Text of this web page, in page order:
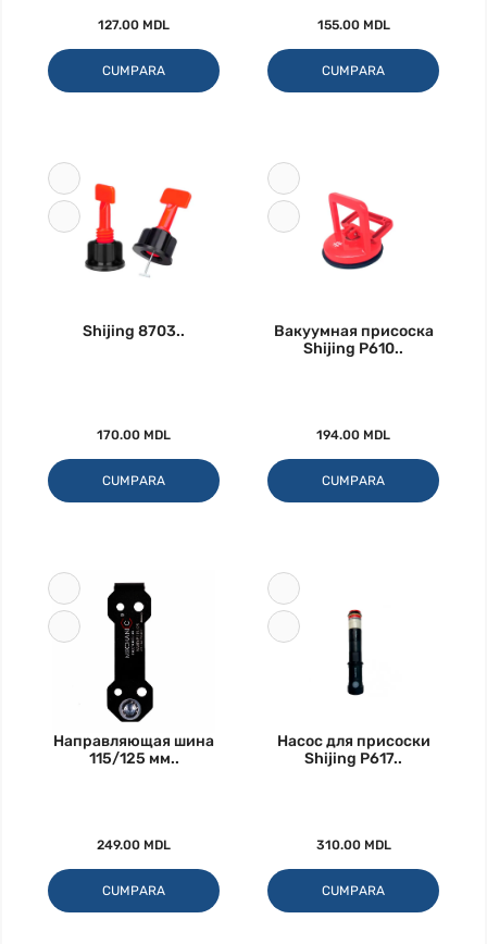
127.00 MDL
CUMPARA
155.00 MDL
CUMPARA
Shijing 8703..
170.00 MDL
CUMPARA
Вакуумная присоска
Shijing P610..
194.00 MDL
CUMPARA
Направляющая шина
115/125 мм..
249.00 MDL
CUMPARA
Насос для присоски
Shijing P617..
310.00 MDL
CUMPARA